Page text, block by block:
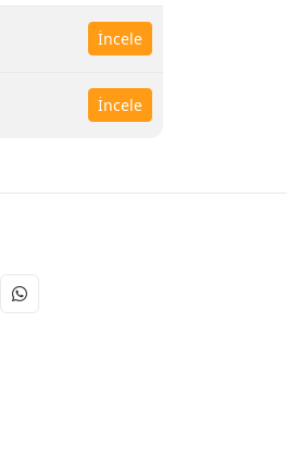
İncele
İncele